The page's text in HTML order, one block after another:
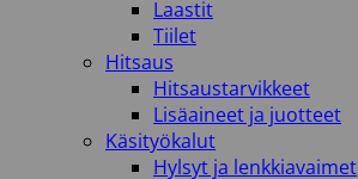
Laastit
Tiilet
Hitsaus
Hitsaustarvikkeet
Lisäaineet ja juotteet
Käsityökalut
Hylsyt ja lenkkiavaimet